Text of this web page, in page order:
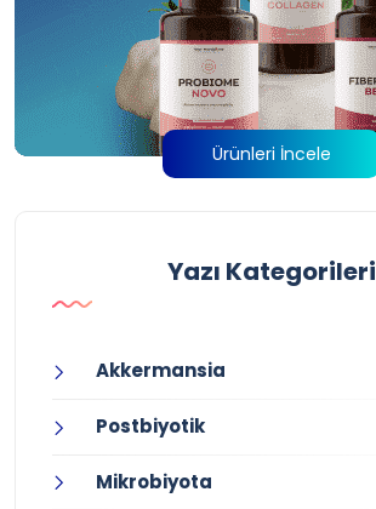
Ürünleri İncele
Yazı Kategorileri
Akkermansia
Postbiyotik
Mikrobiyota